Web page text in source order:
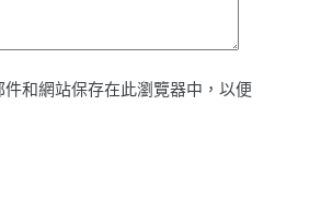
和網站保存在此瀏覽器中，以便